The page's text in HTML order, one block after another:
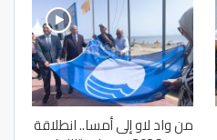
من واد لاو إلى أمسا.. انطلاقة